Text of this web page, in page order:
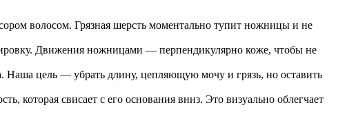
волосом. Грязная шерсть моментально тупит ножницы и не
Движения ножницами — перпендикулярно коже, чтобы не
Наша цель — убрать длину, цепляющую мочу и грязь, но оставить
свисает с его основания вниз. Это визуально облегчает